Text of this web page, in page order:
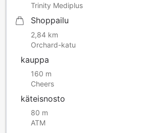
Trinity Mediplus
Shoppailu
2,84 km
Orchard-katu
kauppa
160 m
Cheers
käteisnosto
80 m
ATM